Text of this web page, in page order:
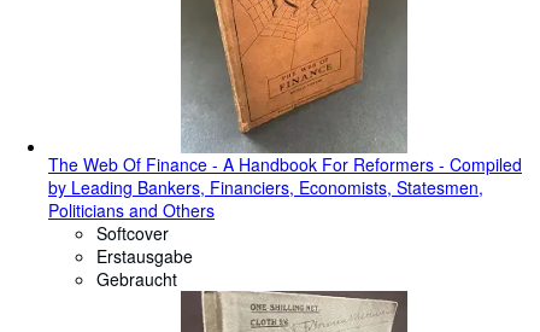
​The Web Of Finance - A Handbook For Reformers - Compiled
by Leading Bankers, Financiers, Economists, Statesmen,
Politicians and Others
Softcover
Erstausgabe
Gebraucht